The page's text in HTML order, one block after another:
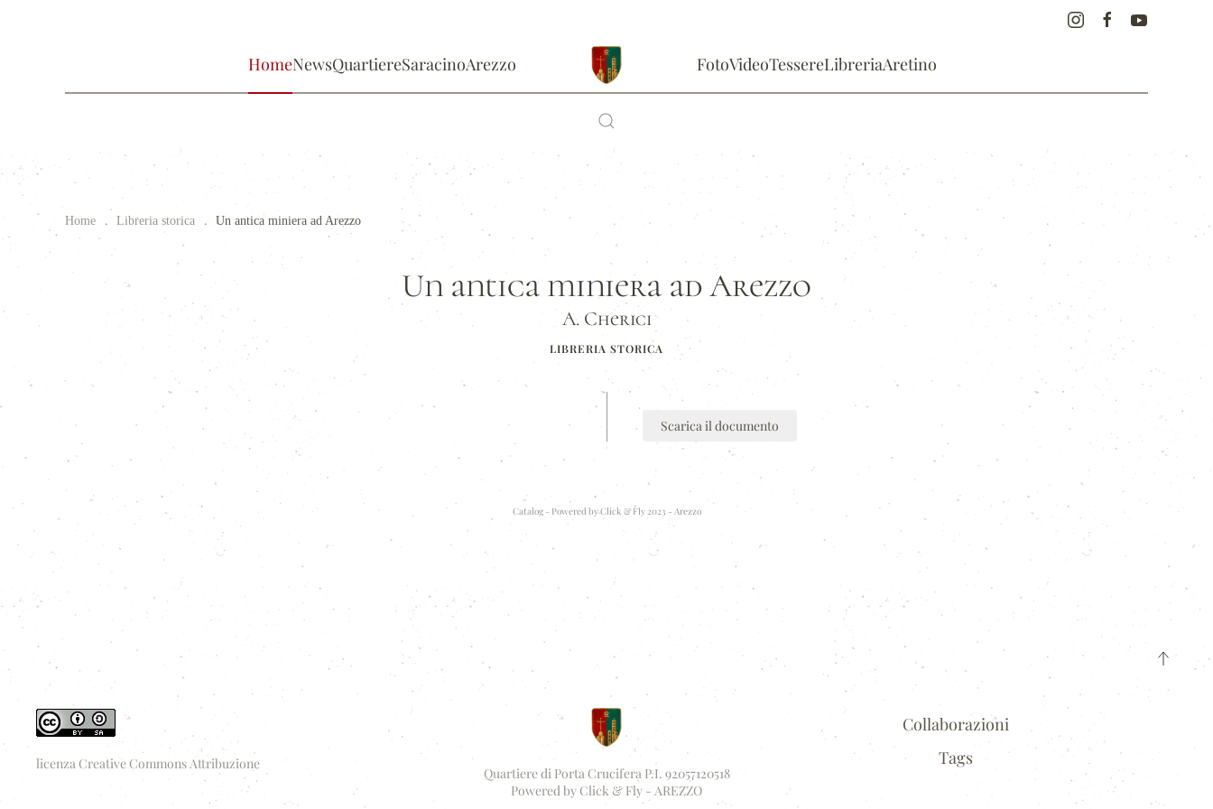
HomeNewsQuartiereSaracinoArezzo FotoVideoTessereLibreriaAretino
Home Libreria storica Un antica miniera ad Arezzo
Un antica miniera ad Arezzo
A. Cherici
LIBRERIA STORICA
Scarica il documento
Catalog - Powered byClick & Fly 2023 - Arezzo
licenza Creative Commons Attribuzione
Quartiere di Porta Crucifera P.I. 92057120518
Powered byClick & Fly - AREZZO
Collaborazioni
Tags